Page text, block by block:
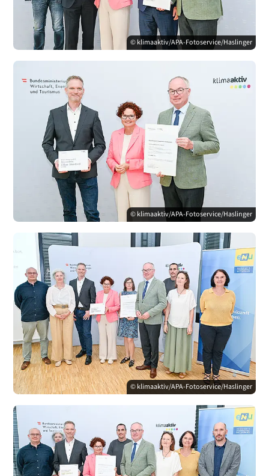
© klimaaktiv/APA-Fotoservice/Haslinger
© klimaaktiv/APA-Fotoservice/Haslinger
© klimaaktiv/APA-Fotoservice/Haslinger